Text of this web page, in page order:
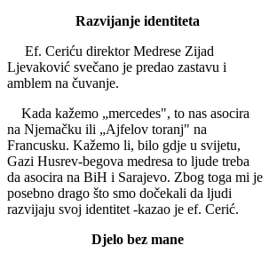
Razvijanje identiteta
Ef. Ceriću direktor Medrese Zijad
Ljevaković svečano je pre­dao zastavu i
amblem na čuvanje.
Kada kažemo „mercedes", to nas asocira
na Njemačku ili „Ajfelov toranj" na
Francusku. Kažemo li, bilo gdje u svijetu,
Gazi Husrev-begova medresa to ljude treba
da asocira na BiH i Sarajevo. Zbog toga mi je
pose­bno drago što smo dočekali da ljudi
razvijaju svoj identitet -kazao je ef. Cerić.
Djelo bez mane